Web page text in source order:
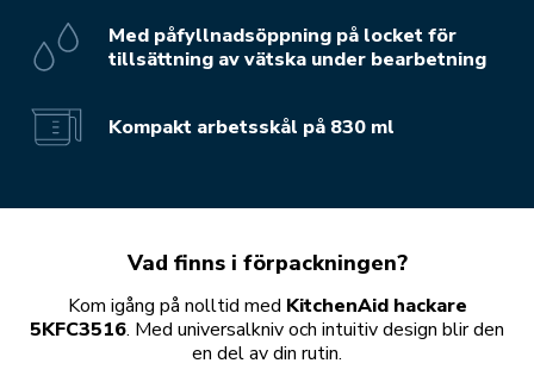
Med påfyllnadsöppning på locket för
tillsättning av vätska under bearbetning
Kompakt arbetsskål på 830 ml
Vad finns i förpackningen?
Kom igång på nolltid med KitchenAid hackare
5KFC3516. Med universalkniv och intuitiv design blir den
en del av din rutin.